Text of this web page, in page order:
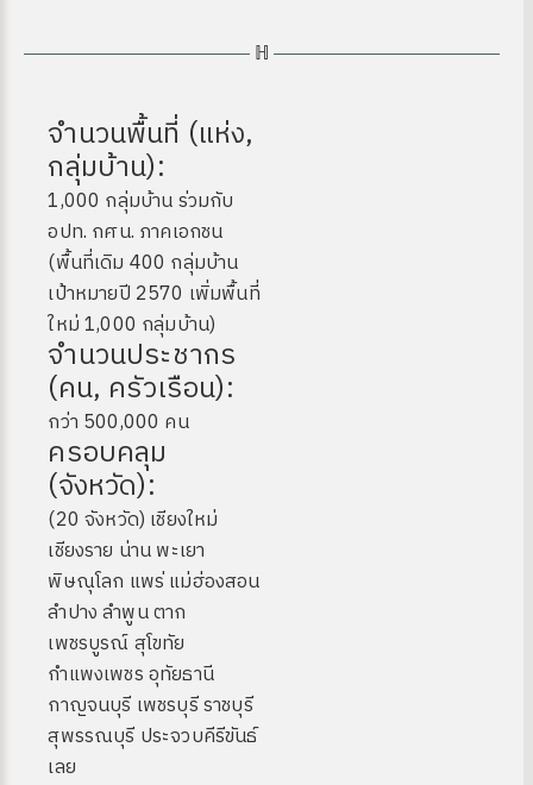
จำนวนพื้นที่ (แห่ง,
กลุ่มบ้าน):
1,000 กลุ่มบ้าน ร่วมกับ
อปท. กศน. ภาคเอกชน
(พื้นที่เดิม 400 กลุ่มบ้าน
เป้าหมายปี 2570 เพิ่มพื้นที่
ใหม่ 1,000 กลุ่มบ้าน)
จำนวนประชากร
(คน, ครัวเรือน):
กว่า 500,000 คน
ครอบคลุม
(จังหวัด):
(20 จังหวัด) เชียงใหม่
เชียงราย น่าน พะเยา
พิษณุโลก แพร่ แม่ฮ่องสอน
ลำปาง ลำพูน ตาก
เพชรบูรณ์ สุโขทัย
กำแพงเพชร อุทัยธานี
กาญจนบุรี เพชรบุรี ราชบุรี
สุพรรณบุรี ประจวบคีรีขันธ์
เลย